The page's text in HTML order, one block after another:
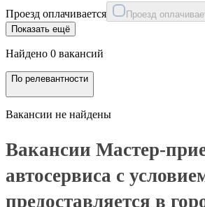
Проезд оплачивается Проезд
Показать ещё
Найдено 0 вакансий
По релевантности
Вакансии не найдены
Вакансии Мастер-
автосервиса с
предоставляется в